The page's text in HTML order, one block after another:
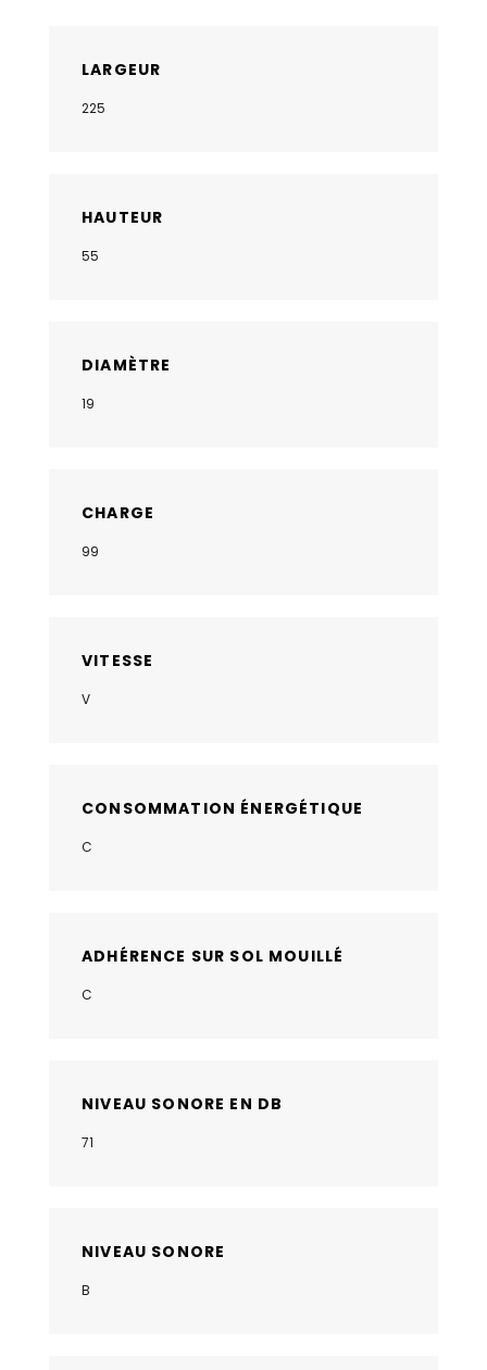
LARGEUR
225
HAUTEUR
55
DIAMÈTRE
19
CHARGE
99
VITESSE
V
CONSOMMATION ÉNERGÉTIQUE
C
ADHÉRENCE SUR SOL MOUILLÉ
C
NIVEAU SONORE EN DB
71
NIVEAU SONORE
B